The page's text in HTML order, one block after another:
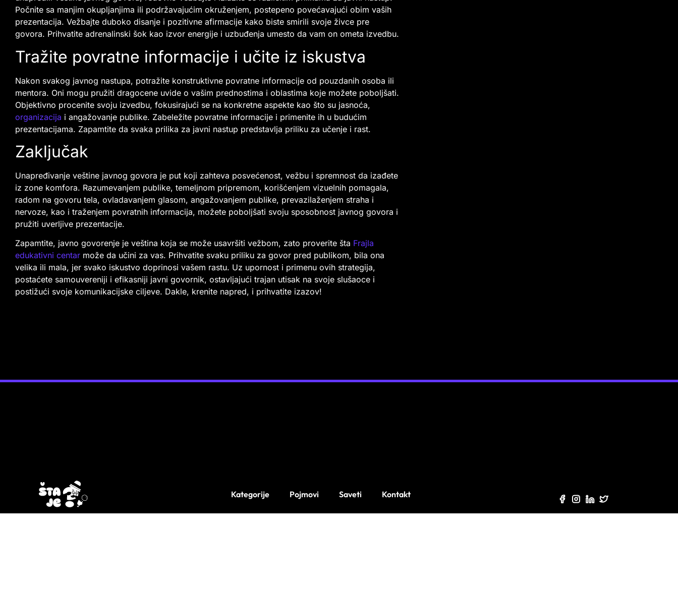
Počnite sa manjim okupljanjima ili podržavajućim okruženjem, postepeno povećavajući obim vaših
prezentacija. Vežbajte duboko disanje i pozitivne afirmacije kako biste smirili svoje živce pre
govora. Prihvatite adrenalinski šok kao izvor energije i uzbuđenja umesto da vam on ometa izvedbu.
Tražite povratne informacije i učite iz iskustva
Nakon svakog javnog nastupa, potražite konstruktivne povratne informacije od pouzdanih osoba ili
mentora. Oni mogu pružiti dragocene uvide o vašim prednostima i oblastima koje možete poboljšati.
Objektivno procenite svoju izvedbu, fokusirajući se na konkretne aspekte kao što su jasnoća,
organizacija i angažovanje publike. Zabeležite povratne informacije i primenite ih u budućim
prezentacijama. Zapamtite da svaka prilika za javni nastup predstavlja priliku za učenje i rast.
Zaključak
Unapređivanje veštine javnog govora je put koji zahteva posvećenost, vežbu i spremnost da izađete
iz zone komfora. Razumevanjem publike, temeljnom pripremom, korišćenjem vizuelnih pomagala,
radom na govoru tela, ovladavanjem glasom, angažovanjem publike, prevazilaženjem straha i
nervoze, kao i traženjem povratnih informacija, možete poboljšati svoju sposobnost javnog govora i
pružiti uverljive prezentacije.
Zapamtite, javno govorenje je veština koja se može usavršiti vežbom, zato proverite šta Frajla
edukativni centar može da učini za vas. Prihvatite svaku priliku za govor pred publikom, bila ona
velika ili mala, jer svako iskustvo doprinosi vašem rastu. Uz upornost i primenu ovih strategija,
postaćete samouvereniji i efikasniji javni govornik, ostavljajući trajan utisak na svoje slušaoce i
postižući svoje komunikacijske ciljeve. Dakle, krenite napred, i prihvatite izazov!
Kategorije Pojmovi Saveti Kontakt